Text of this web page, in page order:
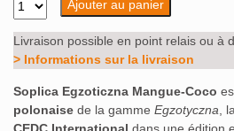
Ajouter au panier
Livraison possible en point relais ou à
> Informations sur la livraison
Soplica Egzoticzna Mangue‑Coco
polonaise de la gamme Egzotyczna ,